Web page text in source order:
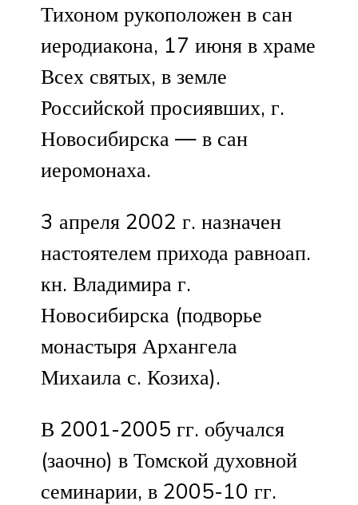
Тихоном рукоположен в сан
иеродиакона, 17 июня в храме
Всех святых, в земле
Российской просиявших, г.
Новосибирска — в сан
иеромонаха.
3 апреля 2002 г. назначен
настоятелем прихода равноап.
кн. Владимира г.
Новосибирска (подворье
монастыря Архангела
Михаила с. Козиха).
В 2001-2005 гг. обучался
(заочно) в Томской духовной
семинарии, в 2005-10 гг.